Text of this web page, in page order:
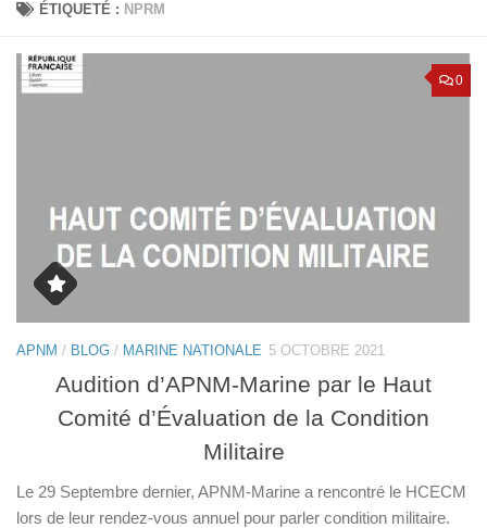
ÉTIQUETÉ : NPRM
0
APNM / BLOG / MARINE NATIONALE 5 OCTOBRE 2021
Audition d’APNM-Marine par le Haut
Comité d’Évaluation de la Condition
Militaire
Le 29 Septembre dernier, APNM-Marine a rencontré le HCECM
lors de leur rendez-vous annuel pour parler condition militaire.